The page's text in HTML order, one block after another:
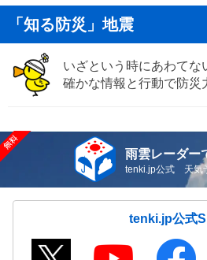
「知る防災」地震
いざという時にあわてな
確かな情報と行動で防災
雨雲レーダー
tenki.jp公式 天気
tenki.jp公式